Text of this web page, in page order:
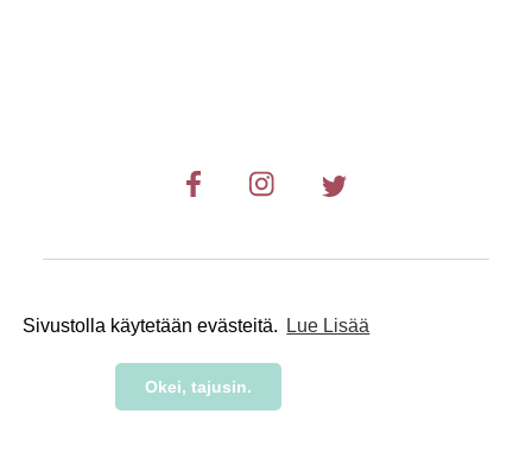
Sivustolla käytetään evästeitä. Lue Lisää
Okei, tajusin.